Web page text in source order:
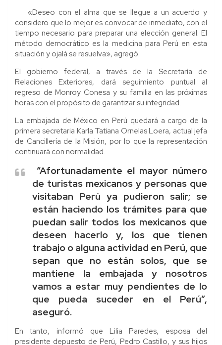
«Deseo con el alma que se llegue a un acuerdo y
considero que lo mejor es convocar de inmediato, con el
tiempo necesario para preparar una elección general. El
método democrático es la medicina para Perú en esta
situación y ojalá se resuelva», agregó.
El gobierno federal, a través de la Secretaría de
Relaciones Exteriores, dará seguimiento puntual al
regreso de Monroy Conesa y su familia en las próximas
horas con el propósito de garantizar su integridad.
La embajada de México en Perú quedará a cargo de la
primera secretaria Karla Tatiana Ornelas Loera, actual jefa
de Cancillería de la Misión, por lo que la representación
continuará con normalidad.
“Afortunadamente el mayor número
de turistas mexicanos y personas que
visitaban Perú ya pudieron salir; se
están haciendo los trámites para que
puedan salir todos los mexicanos que
deseen hacerlo y, los que tienen
trabajo o alguna actividad en Perú, que
sepan que no están solos, que se
mantiene la embajada y nosotros
vamos a estar muy pendientes de lo
que pueda suceder en el Perú”,
aseguró.
En tanto, informó que Lilia Paredes, esposa del
presidente depuesto de Perú, Pedro Castillo, y sus hijos